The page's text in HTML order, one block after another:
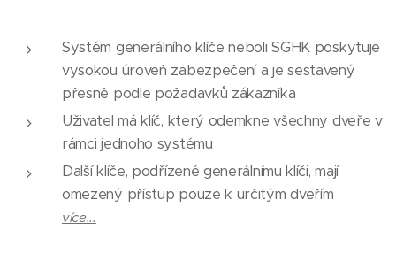
Systém generálního klíče neboli SGHK poskytuje
vysokou úroveň zabezpečení a je sestavený
přesně podle požadavků zákazníka
Uživatel má klíč, který odemkne všechny dveře v
rámci jednoho systému
Další klíče, podřízené generálnímu klíči, mají
omezený přístup pouze k určitým dveřím
více...